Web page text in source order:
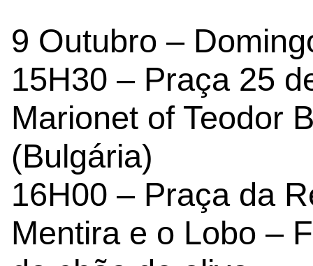
9 Outubro –
15H30 – Praça 25
Marionet of Teodor
(Bulgária)
16H00 – Praça da
Mentira e o Lobo –